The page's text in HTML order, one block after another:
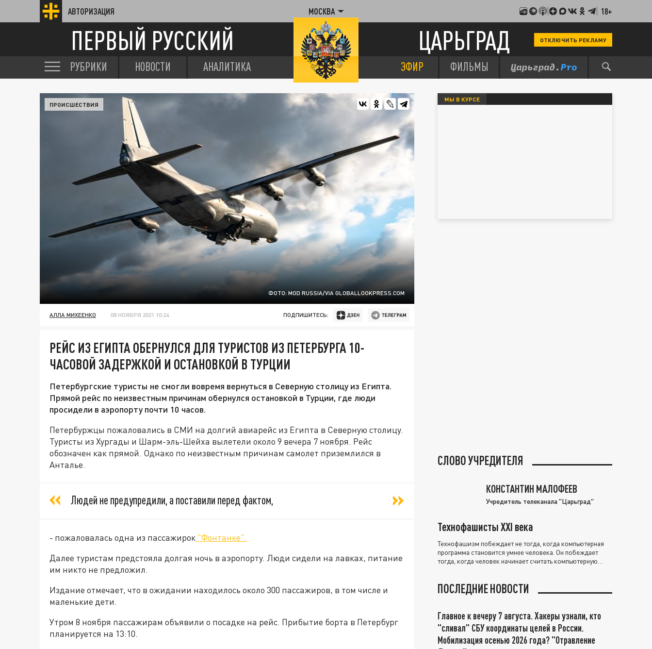
АВТОРИЗАЦИЯ МОСКВА 18+
ПЕРВЫЙ РУССКИЙ ЦАРЬГРАД ОТКЛЮЧИТЬ РЕКЛАМУ
РУБРИКИ НОВОСТИ АНАЛИТИКА ЭФИР ФИЛЬМЫ
ФОТО: MOD RUSSIA/VIA GLOBALLOOKPRESS.COM
ПРОИСШЕСТВИЯ
АЛЛА МИХЕЕНКО 08 НОЯБРЯ 2021 10:24 ПОДПИШИТЕСЬ:
РЕЙС ИЗ ЕГИПТА ОБЕРНУЛСЯ ДЛЯ ТУРИСТОВ ИЗ ПЕТЕРБУРГА 10-
ЧАСОВОЙ ЗАДЕРЖКОЙ И ОСТАНОВКОЙ В ТУРЦИИ
Петербургские туристы не смогли вовремя вернуться в Северную столицу из Египта.
Прямой рейс по неизвестным причинам обернулся остановкой в Турции, где люди
просидели в аэропорту почти 10 часов.
Петербуржцы пожаловались в СМИ на долгий авиарейс из Египта в Северную столицу.
Туристы из Хургады и Шарм-эль-Шейха вылетели около 9 вечера 7 ноября. Рейс
обозначен как прямой. Однако по неизвестным причинам самолет приземлился в
Анталье.
Людей не предупредили, а поставили перед фактом,
- пожаловалась одна из пассажирок "Фонтанке".
Далее туристам предстояла долгая ночь в аэропорту. Люди сидели на лавках, питание
им никто не предложил.
Издание отмечает, что в ожидании находилось около 300 пассажиров, в том числе и
маленькие дети.
Утром 8 ноября пассажирам объявили о посадке на рейс. Прибытие борта в Петербург
планируется на 13:10.
МЫ В КУРСЕ
СЛОВО УЧРЕДИТЕЛЯ
КОНСТАНТИН МАЛОФЕЕВ
Учредитель телеканала "Царьград"
Технофашисты XXI века
Технофашизм побеждает не тогда, когда компьютерная
программа становится умнее человека. Он побеждает
тогда, когда человек начинает считать компьютерную
ПОСЛЕДНИЕ НОВОСТИ
Главное к вечеру 7 августа. Хакеры узнали, кто
"сливал" СБУ координаты целей в России.
Мобилизация осенью 2026 года? "Отравление